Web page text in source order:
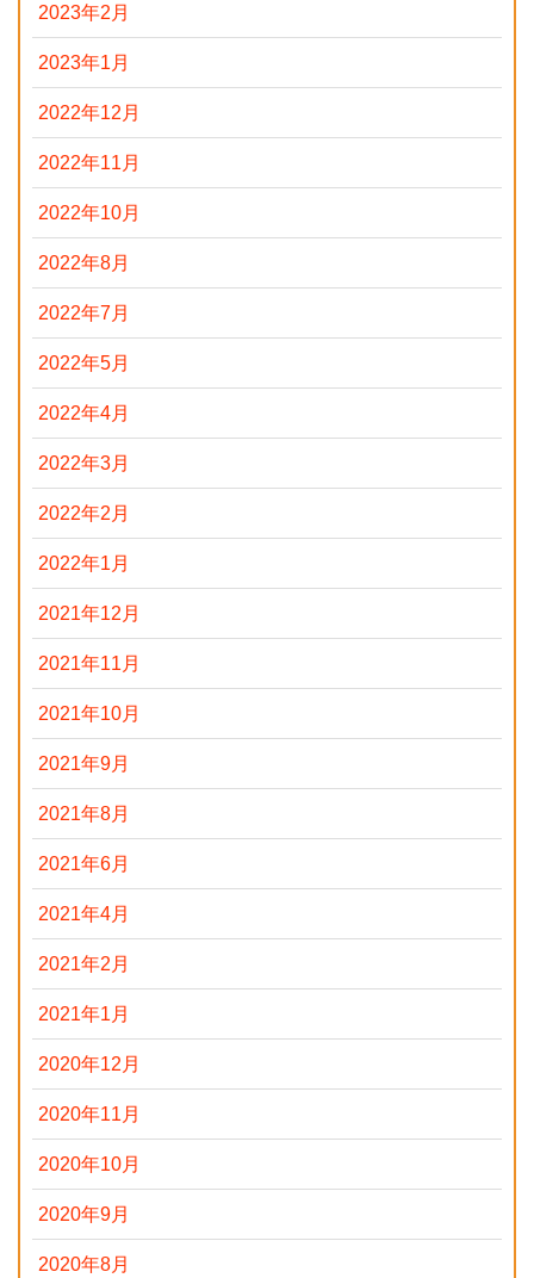
2023年2月
2023年1月
2022年12月
2022年11月
2022年10月
2022年8月
2022年7月
2022年5月
2022年4月
2022年3月
2022年2月
2022年1月
2021年12月
2021年11月
2021年10月
2021年9月
2021年8月
2021年6月
2021年4月
2021年2月
2021年1月
2020年12月
2020年11月
2020年10月
2020年9月
2020年8月